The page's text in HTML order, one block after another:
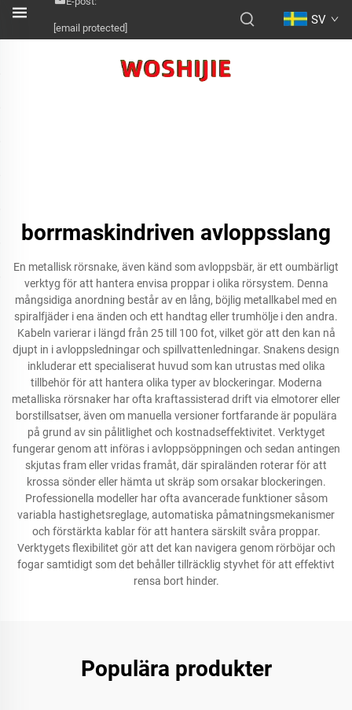
[email protected]
SV
borrmaskindriven avloppsslang
En metallisk rörsnake, även känd som avloppsbär, är ett oumbärligt
verktyg för att hantera envisa proppar i olika rörsystem. Denna
mångsidiga anordning består av en lång, böjlig metallkabel med en
spiralfjäder i ena änden och ett handtag eller trumhölje i den andra.
Kabeln varierar i längd från 25 till 100 fot, vilket gör att den kan nå
djupt in i avloppsledningar och spillvattenledningar. Snakens design
inkluderar ett specialiserat huvud som kan utrustas med olika
tillbehör för att hantera olika typer av blockeringar. Moderna
metalliska rörsnaker har ofta kraftassisterad drift via elmotorer eller
borstillsatser, även om manuella versioner fortfarande är populära
på grund av sin pålitlighet och kostnadseffektivitet. Verktyget
fungerar genom att införas i avloppsöppningen och sedan antingen
skjutas fram eller vridas framåt, där spiraländen roterar för att
krossa sönder eller hämta ut skräp som orsakar blockeringen.
Professionella modeller har ofta avancerade funktioner såsom
variabla hastighetsreglage, automatiska påmatningsmekanismer
och förstärkta kablar för att hantera särskilt svåra proppar.
Verktygets flexibilitet gör att det kan navigera genom rörböjar och
fogar samtidigt som det behåller tillräcklig styvhet för att effektivt
rensa bort hinder.
Populära produkter